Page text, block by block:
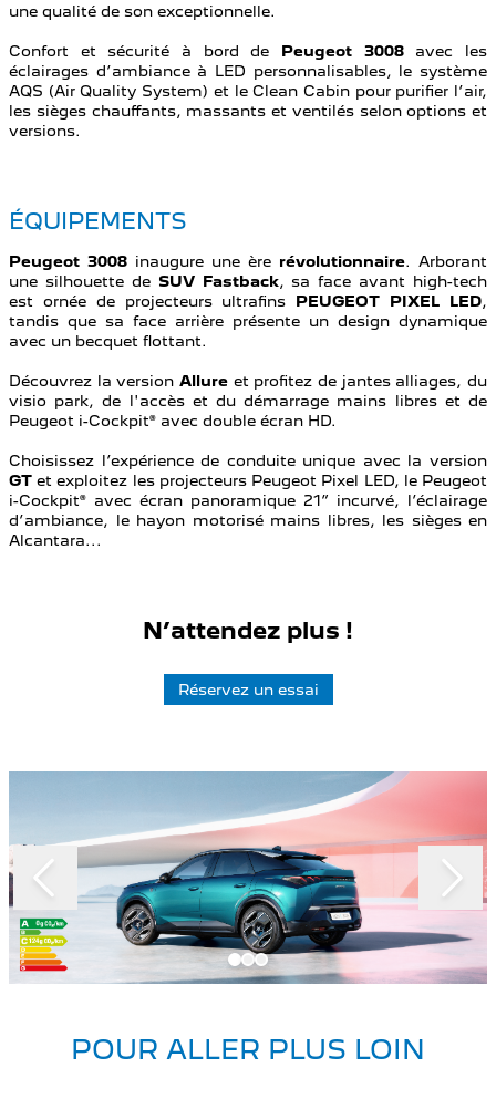
une qualité de son exceptionnelle.
Confort et sécurité à bord de Peugeot 3008avec les
éclairages d’ambiance à LED personnalisables, le système
AQS (Air Quality System) et le Clean Cabin pour purifier l’air,
les sièges chauffants, massants et ventilés selon options et
versions.
ÉQUIPEMENTS
Peugeot 3008 inaugure une ère révolutionnaire. Arborant
une silhouette de SUV Fastback, sa face avant high-tech
est ornée de projecteurs ultrafins PEUGEOT PIXEL LED,
tandis que sa face arrière présente un design dynamique
avec un becquet flottant.
Découvrez la version Allure et profitez de jantes alliages, du
visio park, de l'accès et du démarrage mains libres et de
Peugeot i-Cockpit® avec double écran HD.
Choisissez l’expérience de conduite unique avec la version
GT et exploitez les projecteurs Peugeot Pixel LED, le Peugeot
i-Cockpit® avec écran panoramique 21” incurvé, l’éclairage
d’ambiance, le hayon motorisé mains libres, les sièges en
Alcantara...
N’attendez plus !
Réservez un essai
POUR ALLER PLUS LOIN